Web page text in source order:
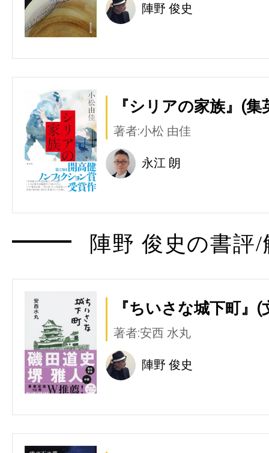
陣野 俊史
『シリアの家族』(集
著者:小松 由佳
永江 朗
陣野 俊史の書評
『ちいさな城下町』(
著者:安西 水丸
陣野 俊史